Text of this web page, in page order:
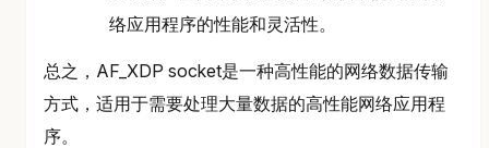
络应用程序的性能和灵活性。
总之，AF_XDP socket是一种高性能的网络数据传输
方式，适用于需要处理大量数据的高性能网络应用程
序。